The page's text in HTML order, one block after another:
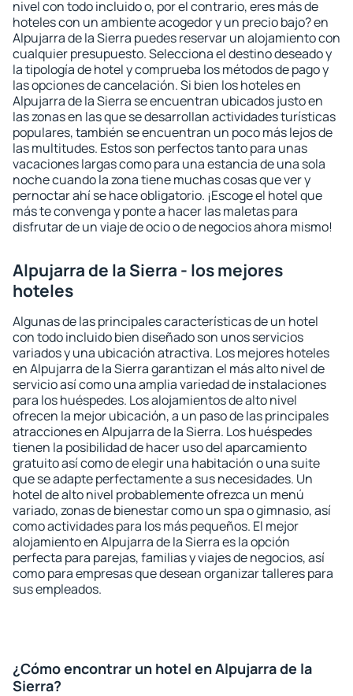
nivel con todo incluido o, por el contrario, eres más de
hoteles con un ambiente acogedor y un precio bajo? en
Alpujarra de la Sierra puedes reservar un alojamiento con
cualquier presupuesto. Selecciona el destino deseado y
la tipología de hotel y comprueba los métodos de pago y
las opciones de cancelación. Si bien los hoteles en
Alpujarra de la Sierra se encuentran ubicados justo en
las zonas en las que se desarrollan actividades turísticas
populares, también se encuentran un poco más lejos de
las multitudes. Estos son perfectos tanto para unas
vacaciones largas como para una estancia de una sola
noche cuando la zona tiene muchas cosas que ver y
pernoctar ahí se hace obligatorio. ¡Escoge el hotel que
más te convenga y ponte a hacer las maletas para
disfrutar de un viaje de ocio o de negocios ahora mismo!
Alpujarra de la Sierra - los mejores
hoteles
Algunas de las principales características de un hotel
con todo incluido bien diseñado son unos servicios
variados y una ubicación atractiva. Los mejores hoteles
en Alpujarra de la Sierra garantizan el más alto nivel de
servicio así como una amplia variedad de instalaciones
para los huéspedes. Los alojamientos de alto nivel
ofrecen la mejor ubicación, a un paso de las principales
atracciones en Alpujarra de la Sierra. Los huéspedes
tienen la posibilidad de hacer uso del aparcamiento
gratuito así como de elegir una habitación o una suite
que se adapte perfectamente a sus necesidades. Un
hotel de alto nivel probablemente ofrezca un menú
variado, zonas de bienestar como un spa o gimnasio, así
como actividades para los más pequeños. El mejor
alojamiento en Alpujarra de la Sierra es la opción
perfecta para parejas, familias y viajes de negocios, así
como para empresas que desean organizar talleres para
sus empleados.
¿Cómo encontrar un hotel en Alpujarra de la
Sierra?